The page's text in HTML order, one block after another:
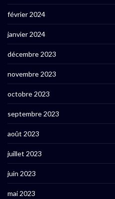
février 2024
janvier 2024
décembre 2023
novembre 2023
octobre 2023
septembre 2023
août 2023
juillet 2023
juin 2023
mai 2023